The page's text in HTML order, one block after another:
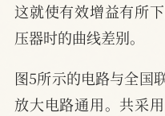
这就使有效增益有所
压器时的曲线差别。
图5所示的电路与全国
放大电路通用。共采